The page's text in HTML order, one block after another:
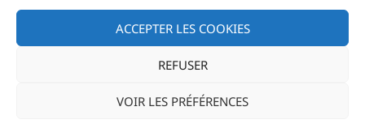
ACCEPTER LES COOKIES
REFUSER
VOIR LES PRÉFÉRENCES